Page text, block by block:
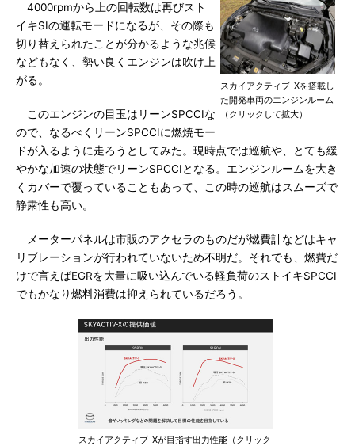
スカイアクティブ-Xを搭載し
た開発車両のエンジンルーム
（クリックして拡大）
4000rpmから上の回転数は再びスト
イキSIの運転モードになるが、その際も
切り替えられたことが分かるような兆候
などもなく、勢い良くエンジンは吹け上
がる。
このエンジンの目玉はリーンSPCCIな
ので、なるべくリーンSPCCIに燃焼モー
ドが入るように走ろうとしてみた。現時点では巡航や、とても緩
やかな加速の状態でリーンSPCCIとなる。エンジンルームを大き
くカバーで覆っていることもあって、この時の巡航はスムーズで
静粛性も高い。
メーターパネルは市販のアクセラのものだが燃費計などはキャ
リブレーションが行われていないため不明だ。それでも、燃費だ
けで言えばEGRを大量に吸い込んでいる軽負荷のストイキSPCCI
でもかなり燃料消費は抑えられているだろう。
スカイアクティブ-Xが目指す出力性能（クリック